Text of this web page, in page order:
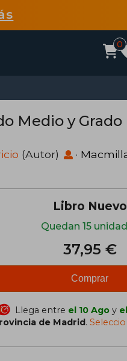
0
Medio y Grado
(Autor) ·
Libro Nuevo
Quedan 15
37,95 €
Comprar
Llega entre el 10 Ago y
de Madrid.